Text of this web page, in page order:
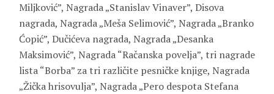
Miljković”, Nagrada „Stanislav Vinaver”, Disova
nagrada, Nagrada „Meša Selimović”, Nagrada „Branko
Ćopić”, Dučićeva nagrada, Nagrada „Desanka
Maksimović”, Nagrada “Račanska povelja”, tri nagrade
lista “Borba” za tri različite pesničke knjige, Nagrada
„Žička hrisovulja”, Nagrada „Pero despota Stefana